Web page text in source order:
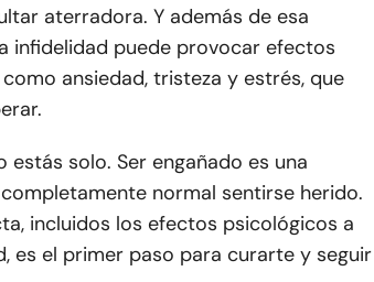
aterradora. Y además de esa
infidelidad puede provocar efectos
ansiedad, tristeza y estrés, que
estás solo. Ser engañado es una
normal sentirse herido.
incluidos los efectos psicológicos a
es el primer paso para curarte y seguir